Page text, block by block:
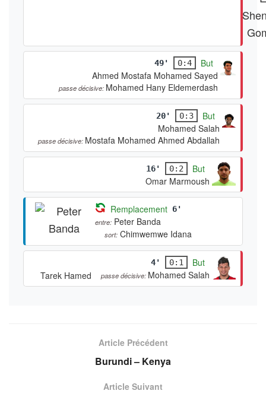
49' 0:4
But
Ahmed Mostafa Mohamed Sayed
passe décisive: Mohamed Hany Eldemerdash
20' 0:3
But
Mohamed Salah
passe décisive: Mostafa Mohamed Ahmed Abdallah
16' 0:2
But
Omar Marmoush
Remplacement 6'
entre: Peter Banda
sort: Chimwemwe Idana
4' 0:1
But
Tarek Hamed
passe décisive: Mohamed Salah
Article Précédent
Burundi – Kenya
Article Suivant